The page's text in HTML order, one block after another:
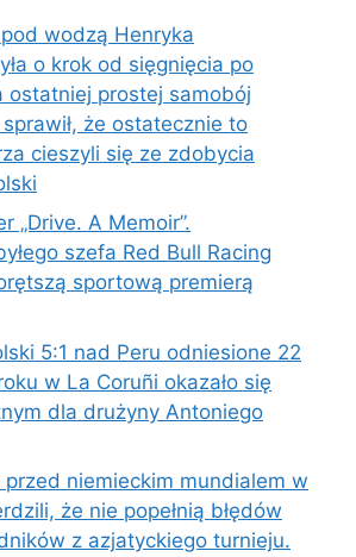
wodzą Henryka
o krok od sięgnięcia po
ostatniej prostej samobój
że ostatecznie to
cieszyli się ze zdobycia
„Drive. A Memoir”.
szefa Red Bull Racing
sportową premierą
5:1 nad Peru odniesione 22
w La Coruñi okazało się
dla drużyny Antoniego
przed niemieckim mundialem w
że nie popełnią błędów
z azjatyckiego turnieju.